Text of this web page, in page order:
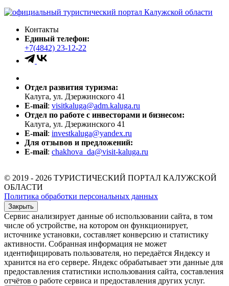
Контакты
Единый телефон:
+7(4842) 23-12-22
Отдел развития туризма:
Калуга, ул. Дзержинского 41
E-mail: visitkaluga@adm.kaluga.ru
Отдел по работе с инвесторами и бизнесом:
Калуга, ул. Дзержинского 41
E-mail: investkaluga@yandex.ru
Для отзывов и предложений:
E-mail: chakhova_da@visit-kaluga.ru
© 2019 - 2026 ТУРИСТИЧЕСКИЙ ПОРТАЛ КАЛУЖСКОЙ
ОБЛАСТИ
Политика обработки персональных данных
Закрыть
Сервис анализирует данные об использовании сайта, в том
числе об устройстве, на котором он функционирует,
источнике установки, составляет конверсию и статистику
активности. Собранная информация не может
идентифицировать пользователя, но передаётся Яндексу и
хранится на его сервере. Яндекс обрабатывает эти данные для
предоставления статистики использования сайта, составления
отчётов о работе сервиса и предоставления других услуг.